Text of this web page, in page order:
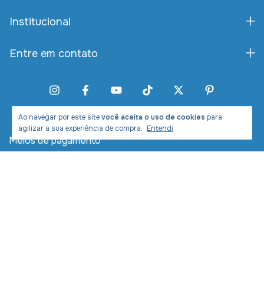
Ao navegar por este sitevocê aceita o uso de cookies para
agilizar a sua experiência de compra. Entendi
Institucional
Entre em contato
Meios de pagamento